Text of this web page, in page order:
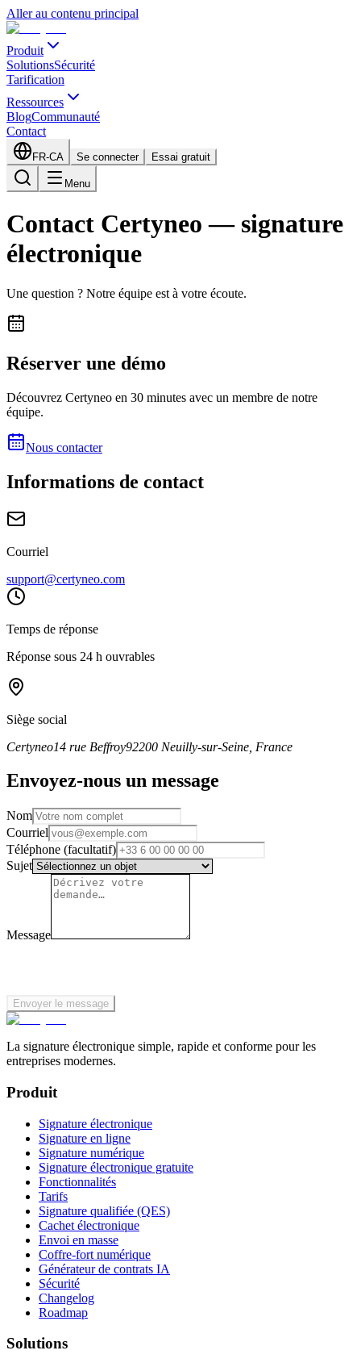
Aller au contenu principal
Produit
SolutionsSécurité
Tarification
Ressources
BlogCommunauté
Contact
FR-CA Se connecter Essai gratuit
Menu
Contact Certyneo — signature
électronique
Une question ? Notre équipe est à votre écoute.
Réserver une démo
Découvrez Certyneo en 30 minutes avec un membre de notre
équipe.
Nous contacter
Informations de contact
Courriel
support@certyneo.com
Temps de réponse
Réponse sous 24 h ouvrables
Siège social
Certyneo14 rue Beffroy92200 Neuilly-sur-Seine, France
Envoyez-nous un message
Nom
Courriel
Téléphone (facultatif)
Sujet
Message
Envoyer le message
La signature électronique simple, rapide et conforme pour les
entreprises modernes.
Produit
Signature électronique
Signature en ligne
Signature numérique
Signature électronique gratuite
Fonctionnalités
Tarifs
Signature qualifiée (QES)
Cachet électronique
Envoi en masse
Coffre-fort numérique
Générateur de contrats IA
Sécurité
Changelog
Roadmap
Solutions